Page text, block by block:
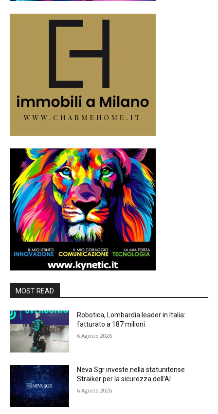
MOST READ
Robotica, Lombardia leader in Italia:
fatturato a 187 milioni
6 Agosto 2026
Neva Sgr investe nella statunitense
Straiker per la sicurezza dell’AI
6 Agosto 2026